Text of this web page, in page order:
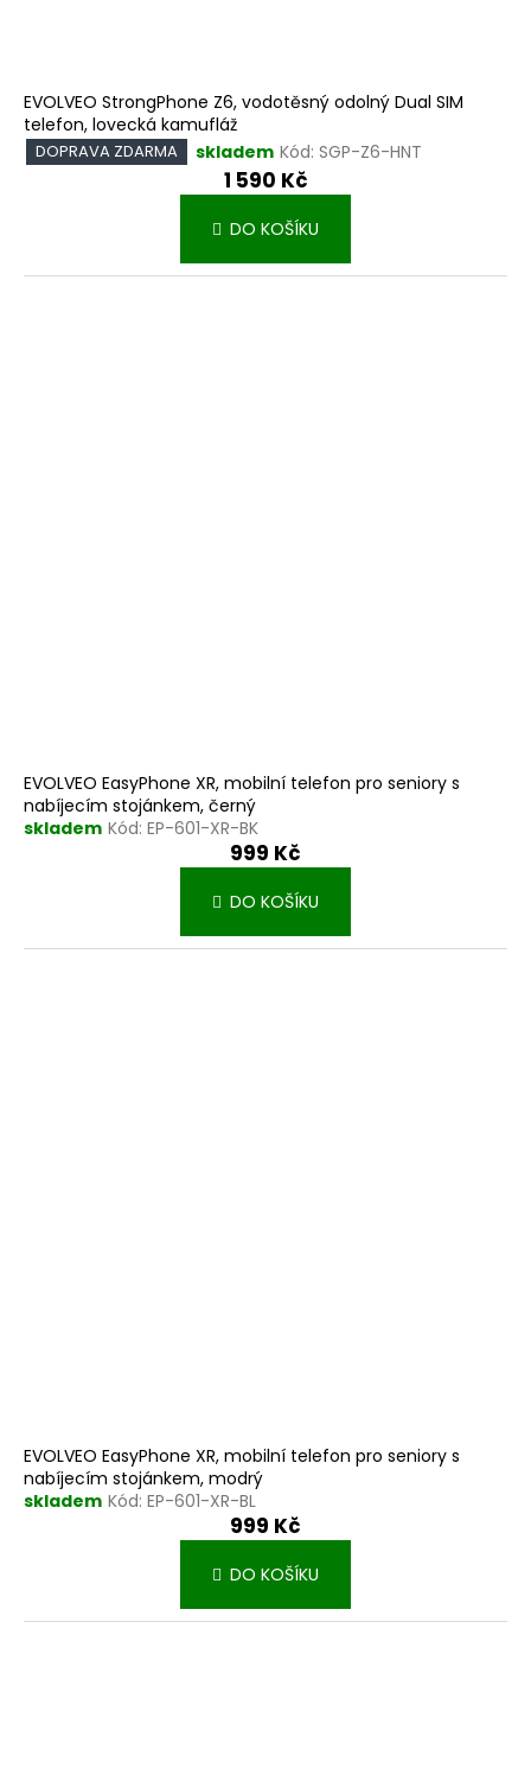
EVOLVEO StrongPhone Z6, vodotěsný odolný Dual SIM
telefon, lovecká kamufláž
DOPRAVA ZDARMA skladem Kód: SGP-Z6-HNT
1 590 Kč
DO KOŠÍKU
EVOLVEO EasyPhone XR, mobilní telefon pro seniory s
nabíjecím stojánkem, černý
skladem Kód: EP-601-XR-BK
999 Kč
DO KOŠÍKU
EVOLVEO EasyPhone XR, mobilní telefon pro seniory s
nabíjecím stojánkem, modrý
skladem Kód: EP-601-XR-BL
999 Kč
DO KOŠÍKU